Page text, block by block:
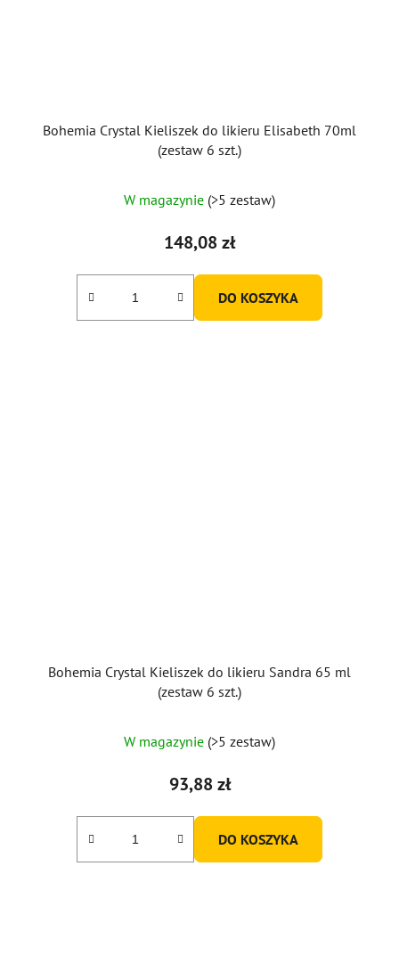
Bohemia Crystal Kieliszek do likieru Elisabeth 70ml
(zestaw 6 szt.)
W magazynie (>5 zestaw)
148,08 zł
DO KOSZYKA
Bohemia Crystal Kieliszek do likieru Sandra 65 ml
(zestaw 6 szt.)
W magazynie (>5 zestaw)
93,88 zł
DO KOSZYKA